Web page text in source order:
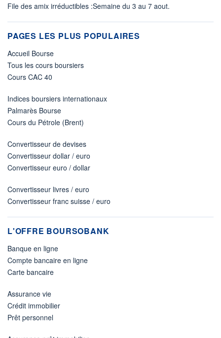
File des amix irréductibles :Semaine du 3 au 7 aout.
PAGES LES PLUS POPULAIRES
Accueil Bourse
Tous les cours boursiers
Cours CAC 40
Indices boursiers internationaux
Palmarès Bourse
Cours du Pétrole (Brent)
Convertisseur de devises
Convertisseur dollar / euro
Convertisseur euro / dollar
Convertisseur livres / euro
Convertisseur franc suisse / euro
L'OFFRE BOURSOBANK
Banque en ligne
Compte bancaire en ligne
Carte bancaire
Assurance vie
Crédit immobilier
Prêt personnel